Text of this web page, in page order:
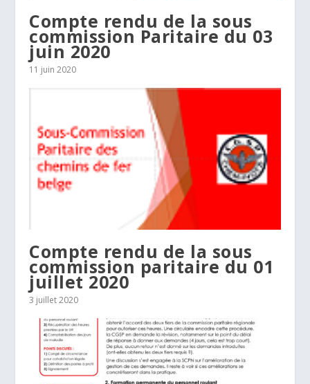
Compte rendu de la sous
commission Paritaire du 03
juin 2020
11 juin 2020
Compte rendu de la sous
commission paritaire du 01
juillet 2020
3 juillet 2020